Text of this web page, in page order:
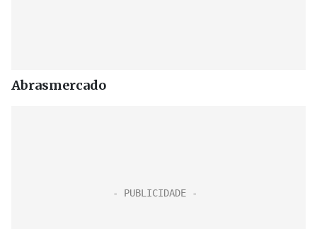
Abrasmercado